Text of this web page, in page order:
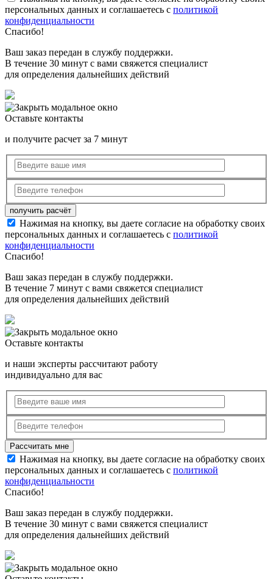
персональных данных и соглашаетесь с политикой
конфиденциальности
Спасибо!
Ваш заказ передан в службу поддержки.
В течение 30 минут с вами свяжется специалист
для определения дальнейших действий
Оставьте контакты
и получите расчет за 7 минут
Нажимая на кнопку, вы даете согласие на обработку своих
персональных данных и соглашаетесь с политикой
конфиденциальности
Спасибо!
Ваш заказ передан в службу поддержки.
В течение 7 минут с вами свяжется специалист
для определения дальнейших действий
Оставьте контакты
и наши эксперты рассчитают работу
индивидуально для вас
Нажимая на кнопку, вы даете согласие на обработку своих
персональных данных и соглашаетесь с политикой
конфиденциальности
Спасибо!
Ваш заказ передан в службу поддержки.
В течение 30 минут с вами свяжется специалист
для определения дальнейших действий